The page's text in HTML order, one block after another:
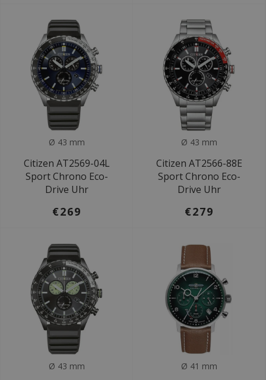
Ø 43 mm
Citizen AT2569-04L
Sport Chrono Eco-
Drive Uhr
€269
Ø 43 mm
Citizen AT2566-88E
Sport Chrono Eco-
Drive Uhr
€279
Ø 43 mm Ø 41 mm